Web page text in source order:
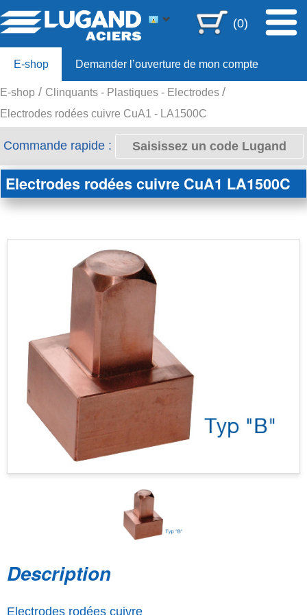
(0)
E-shop Demander l’ouverture de mon compte
Offre 80ans
E-shop
Clinquants - Plastiques - Electrodes
Electrodes rodées cuivre CuA1 - LA1500C
Commande rapide :
Electrodes rodées cuivre CuA1 LA1500C
Description
Electrodes rodées cuivre